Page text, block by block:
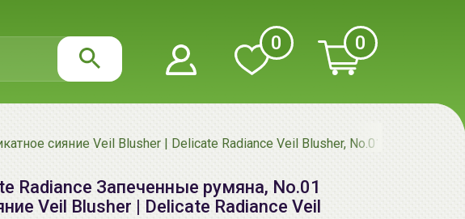
0 0
сияние Veil Blusher | Delicate Radiance Veil Blusher, No.01
Radiance Запеченные румяна, No.01
Veil Blusher | Delicate Radiance Veil